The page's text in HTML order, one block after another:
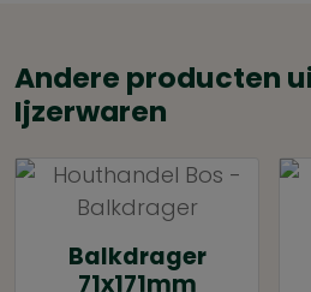
Andere producten
Ijzerwaren
Balkdrager
71x171mm